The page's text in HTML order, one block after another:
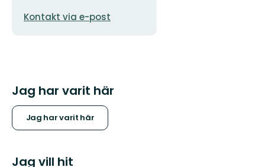
E-
Kontakt via e-post
Jag har varit här
Jag har varit här
Jag vill hit